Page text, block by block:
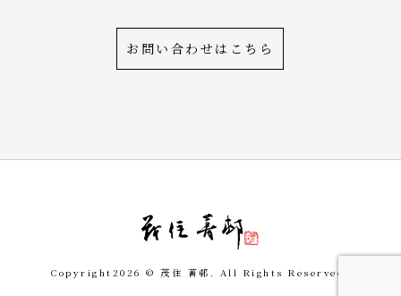
お問い合わせはこちら
Copyright 2026 © 茂住 菁邨. All Rights Reserved.